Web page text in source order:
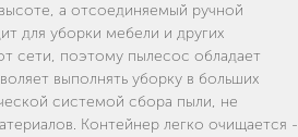
а отсоединяемый ручной
для уборки мебели и других
сети, поэтому пылесос обладает
выполнять уборку в больших
системой сбора пыли, не
Контейнер легко очищается -